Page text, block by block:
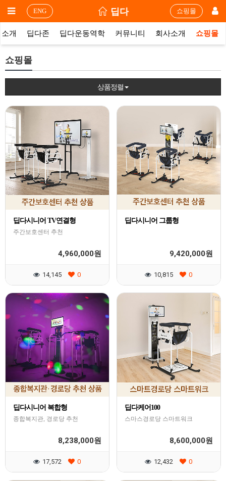
ENG 딥다 쇼핑몰
개 딥다존 딥다운동역학 커뮤니티 회사소개 쇼핑몰
쇼핑몰
상품정렬
딥다시니어 TV연결형
주간보호센터 추천
4,960,000원
14,145 0
딥다시니어 그룹형
9,420,000원
10,815 0
딥다시니어 복합형
종합복지관, 경로당 추천
8,238,000원
17,572 0
딥다케어100
스마스경로당 스마트워크
8,600,000원
12,432 0